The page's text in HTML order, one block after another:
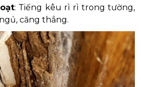
: Tiếng kêu rì rì trong tường,
căng thẳng.